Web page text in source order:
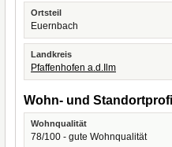
Ortsteil
Euernbach
Landkreis
Pfaffenhofen a.d.Ilm
Wohn- und Standortprofil
Wohnqualität
78/100 - gute Wohnqualität